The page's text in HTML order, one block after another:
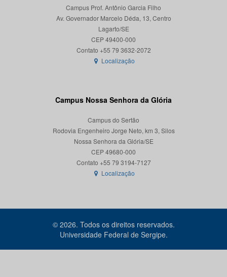
Campus Prof. Antônio Garcia Filho
Av. Governador Marcelo Déda, 13, Centro
Lagarto/SE
CEP 49400-000
Localização
Campus Nossa Senhora da Glória
Campus do Sertão
Rodovia Engenheiro Jorge Neto, km 3, Silos
Nossa Senhora da Glória/SE
CEP 49680-000
Contato +55 79 3194-7127
Localização
© 2026. Todos os direitos reservados.
Universidade Federal de Sergipe.